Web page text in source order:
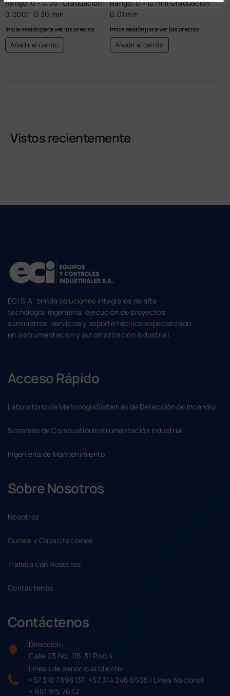
Rango: 0 - 0.05" Graduación:
0.0001” G 30 mm
Inicia sesión para ver los precios
Añadir al carrito
Rango: 0 - 10 mm Graduación:
0.01 mm
Inicia sesión para ver los precios
Añadir al carrito
Vistos recientemente
ECI S.A. brinda soluciones integrales de alta
tecnología, ingeniería, ejecución de proyectos,
suministros, servicios y soporte técnico especializado
en instrumentación y automatización industrial.
Acceso Rápido
Laboratorio de MetrologíaSistemas de Detección de Incendio
Sistemas de CombustiónInstrumentación Industrial
Ingeniería de Mantenimiento
Sobre Nosotros
Nosotros
Cursos y Capacitaciones
Trabaja con Nosotros
Contáctenos
Contáctenos
Dirección:
Calle 23 No. 116-31 Piso 4
Líneas de servicio al cliente:
+57 310 7696137, +57 314 246 0505 | Línea Nacional
+ 601 915 7032